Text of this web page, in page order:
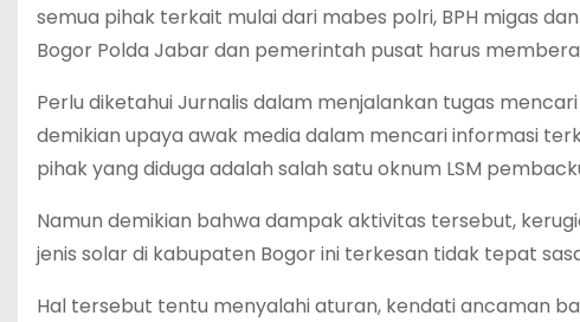
semua pihak terkait mulai dari mabes polri, BPH migas
Bogor Polda Jabar dan pemerintah pusat harus
Perlu diketahui Jurnalis dalam menjalankan tugas
demikian upaya awak media dalam mencari informasi
pihak yang diduga adalah salah satu oknum LSM
Namun demikian bahwa dampak aktivitas tersebut,
jenis solar di kabupaten Bogor ini terkesan tidak tepat
Hal tersebut tentu menyalahi aturan, kendati ancaman